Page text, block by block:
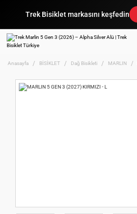
Trek Bisiklet markasını keşfedin
Anasayfa BİSİKLET Dağ Bisikleti MARLIN